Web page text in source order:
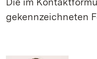
gekennzeichneten